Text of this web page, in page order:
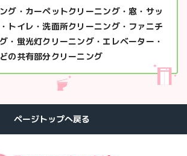
グ・カーペットクリーニング・窓・サッ
トイレ・洗面所クリーニング・ファニチ
・蛍光灯クリーニング・エレベーター・
の共有部分クリーニング